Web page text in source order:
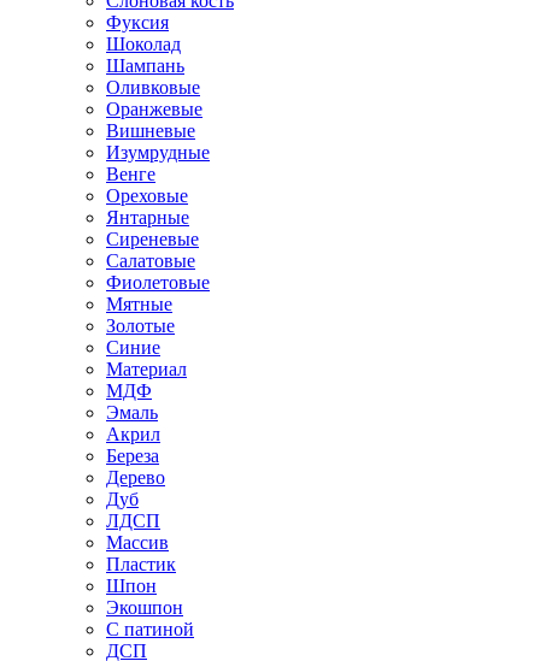
Фуксия
Шоколад
Шампань
Оливковые
Оранжевые
Вишневые
Изумрудные
Венге
Ореховые
Янтарные
Сиреневые
Салатовые
Фиолетовые
Мятные
Золотые
Синие
Материал
МДФ
Эмаль
Акрил
Береза
Дерево
Дуб
ЛДСП
Массив
Пластик
Шпон
Экошпон
С патиной
ДСП